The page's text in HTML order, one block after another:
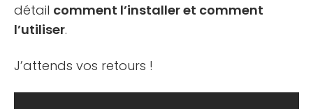
détail comment l’installer et comment
l’utiliser.
J’attends vos retours !